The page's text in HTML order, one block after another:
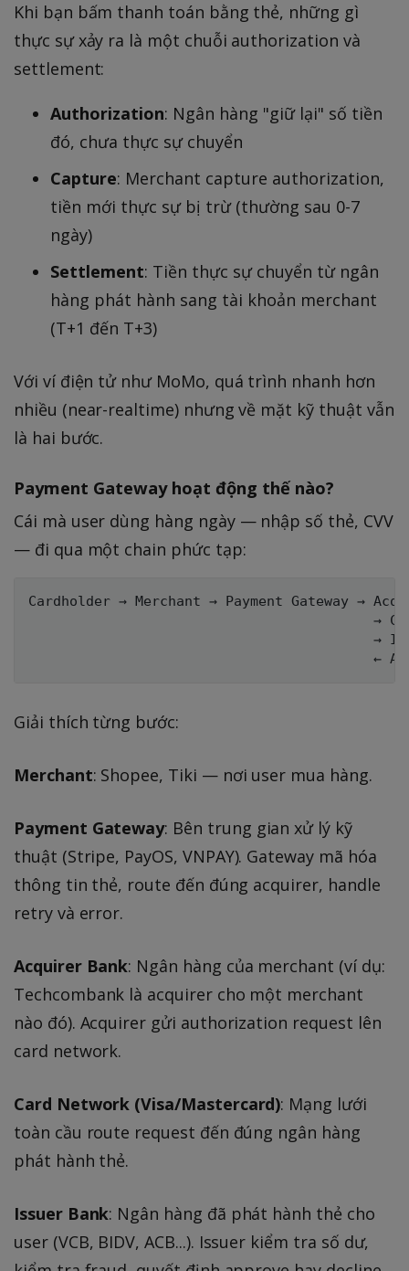
Khi bạn bấm thanh toán bằng thẻ, những gì
thực sự xảy ra là một chuỗi authorization và
settlement:
Authorization: Ngân hàng "giữ lại" số tiền
đó, chưa thực sự chuyển
Capture: Merchant capture authorization,
tiền mới thực sự bị trừ (thường sau 0-7
ngày)
Settlement: Tiền thực sự chuyển từ ngân
hàng phát hành sang tài khoản merchant
(T+1 đến T+3)
Với ví điện tử như MoMo, quá trình nhanh hơn
nhiều (near-realtime) nhưng về mặt kỹ thuật vẫn
là hai bước.
Payment Gateway hoạt động thế nào?
Cái mà user dùng hàng ngày — nhập số thẻ, CVV
— đi qua một chain phức tạp:
Cardholder → Merchant → Payment Gateway →
→
→
Giải thích từng bước:
Merchant: Shopee, Tiki — nơi user mua hàng.
Payment Gateway: Bên trung gian xử lý kỹ
thuật (Stripe, PayOS, VNPAY). Gateway mã hóa
thông tin thẻ, route đến đúng acquirer, handle
retry và error.
Acquirer Bank: Ngân hàng của merchant (ví dụ:
Techcombank là acquirer cho một merchant
nào đó). Acquirer gửi authorization request lên
card network.
Card Network (Visa/Mastercard): Mạng lưới
toàn cầu route request đến đúng ngân hàng
phát hành thẻ.
Issuer Bank: Ngân hàng đã phát hành thẻ cho
user (VCB, BIDV, ACB...). Issuer kiểm tra số dư,